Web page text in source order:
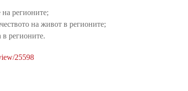
регионите;
на живот в регионите;
в регионите.
25598